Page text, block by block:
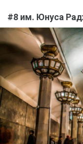
#8 им. Юнуса